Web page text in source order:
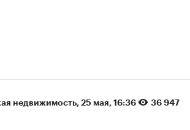
недвижимость⁠, 25 мая, 16:36
36 947